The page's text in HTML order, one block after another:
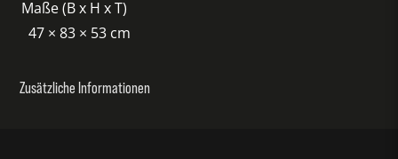
Maße (B x H x T)
47 × 83 × 53 cm
Zusätzliche Informationen